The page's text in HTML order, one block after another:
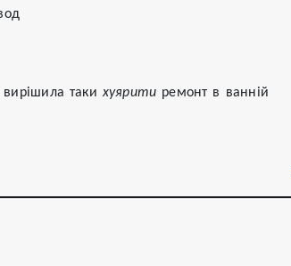
таки хуярити ремонт в ванній